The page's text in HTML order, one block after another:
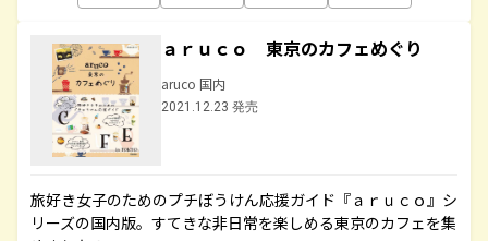
ａｒｕｃｏ 東京のカフェめぐり
aruco 国内
2021.12.23 発売
旅好き女子のためのプチぼうけん応援ガイド『ａｒｕｃｏ』シ
リーズの国内版。すてきな非日常を楽しめる東京のカフェを集